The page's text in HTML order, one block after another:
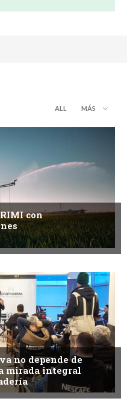
ALL MÁS
con
no depende de
mirada integral